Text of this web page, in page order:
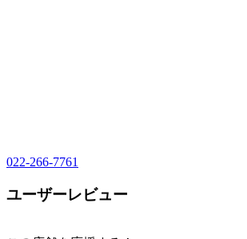
022-266-7761
ユーザーレビュー